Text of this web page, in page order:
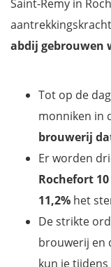
Saint-Remy in
abdij gebrouwen
Tot op de
monniken in
brouwerij
Er worden
Rochefort
11,2% het
De strikte
brouwerij en
kun je